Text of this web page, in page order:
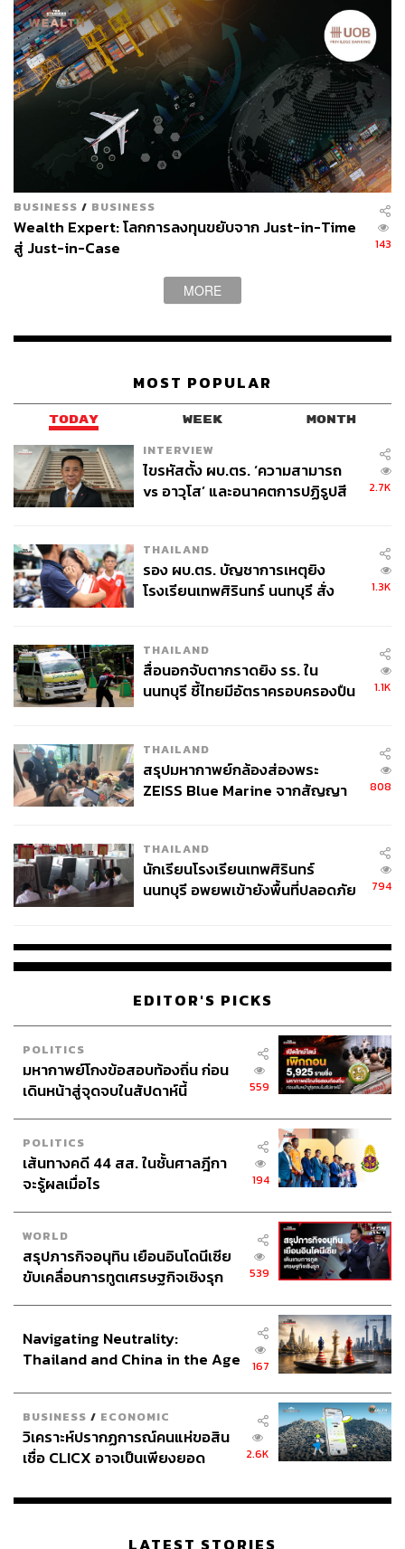
BUSINESS / BUSINESS
Wealth Expert: โลกการลงทุนขยับจาก Just-in-Time
สู่ Just-in-Case
143
MORE
MOST POPULAR
TODAY WEEK MONTH
INTERVIEW
ไขรหัสตั้ง ผบ.ตร. ‘ความสามารถ
vs อาวุโส’ และอนาคตการปฏิรูปสี
2.7K
THAILAND
รอง ผบ.ตร. บัญชาการเหตุยิง
โรงเรียนเทพศิรินทร์ นนทบุรี สั่ง
1.3K
THAILAND
สื่อนอกจับตากราดยิง รร. ใน
นนทบุรี ชี้ไทยมีอัตราครอบครองปืน
1.1K
THAILAND
สรุปมหากาพย์กล้องส่องพระ
ZEISS Blue Marine จากสัญญา
จ่ายหนี้-แอบระบุแบรนด์
808
THAILAND
นักเรียนโรงเรียนเทพศิรินทร์
นนทบุรี อพยพเข้ายังพื้นที่ปลอดภัย
794
EDITOR'S PICKS
POLITICS
มหากาพย์โกงข้อสอบท้องถิ่น ก่อน
เดินหน้าสู่จุดจบในสัปดาห์นี้
559
POLITICS
เส้นทางคดี 44 สส. ในชั้นศาลฎีกา
จะรู้ผลเมื่อไร
194
WORLD
สรุปภารกิจอนุทิน เยือนอินโดนีเซีย
ขับเคลื่อนการทูตเศรษฐกิจเชิงรุก
539
Navigating Neutrality:
Thailand and China in the Age
167
BUSINESS / ECONOMIC
วิเคราะห์ปรากฏการณ์คนแห่ขอสิน
เชื่อ CLICX อาจเป็นเพียงยอด
เรือนไทยที่ถูกซุกไว้
2.6K